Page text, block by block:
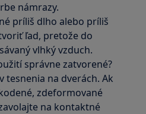
námrazy.
príliš dlho alebo príliš
ľad, pretože do
vlhký vzduch.
správne zatvorené?
tesnenia na dverách. Ak
zdeformované
na kontaktné